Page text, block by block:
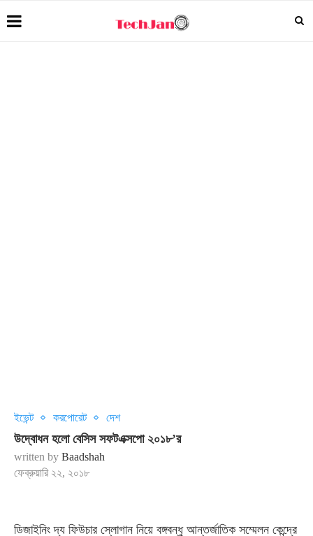
ইভেন্ট করপোরেট দেশ
উদ্বোধন হলো বেসিস সফটএক্সপো ২০১৮’র
written by Baadshah
ফেব্রুয়ারি ২২, ২০১৮
ডিজাইনিং দ্য ফিউচার স্লোগান নিয়ে বঙ্গবন্ধু আন্তর্জাতিক সম্মেলন কেন্দ্রে